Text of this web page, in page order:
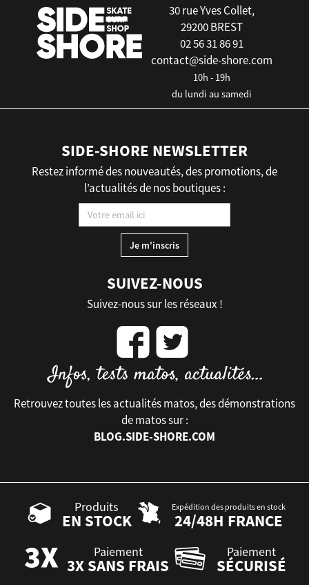
30 rue Yves Collet,
29200 BREST
02 56 31 86 91
contact@side-shore.com
10h - 19h
du lundi au samedi
SIDE-SHORE NEWSLETTER
Restez informé des nouveautés, des promotions, de
l’actualités de nos boutiques :
SUIVEZ-NOUS
Suivez-nous sur les réseaux !
Retrouvez toutes les actualités matos, des démonstrations
de matos sur :
BLOG.SIDE-SHORE.COM
Produits
EN STOCK
Expédition des produits en stock
24/48H FRANCE
Paiement
3X SANS FRAIS
Paiement
SÉCURISÉ